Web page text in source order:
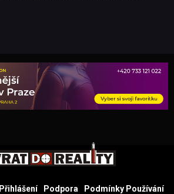
Přihlášení Podpora Podmínky Používání